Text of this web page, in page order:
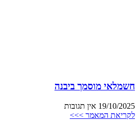
חשמלאי מוסמך ביבנה
19/10/2025 אין תגובות
לקריאת המאמר >>>